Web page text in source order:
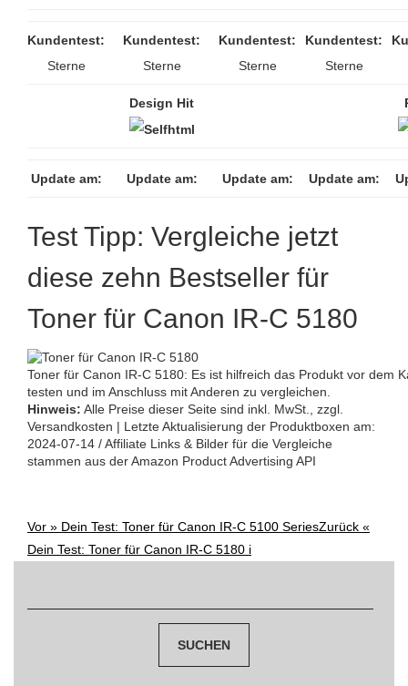
Kundentest:
Sterne
Kundentest:
Sterne
Kundentest:
Sterne
Kundentest:
Sterne
Design Hit
Update am: Update am: Update am: Update am:
Test Tipp: Vergleiche jetzt
diese zehn Bestseller für
Toner für Canon IR-C 5180
Toner für Canon IR-C 5180: Es ist hilfreich das Produkt vor dem
testen und im Anschluss mit Anderen zu vergleichen.
Hinweis: Alle Preise dieser Seite sind inkl. MwSt., zzgl.
Versandkosten | Letzte Aktualisierung der Produktboxen am:
2024-07-14 / Affiliate Links & Bilder für die Vergleiche
stammen aus der Amazon Product Advertising API
Post
Vor » Dein Test: Toner für Canon IR-C 5100 SeriesZurück «
Dein Test: Toner für Canon IR-C 5180 i